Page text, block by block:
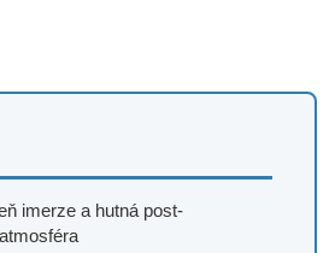
imerze a hutná post-